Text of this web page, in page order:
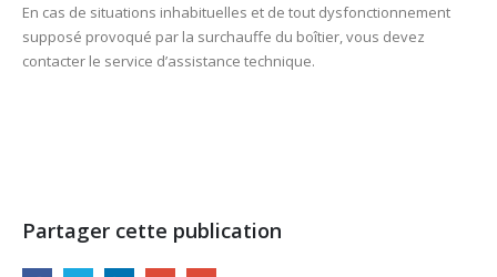
En cas de situations inhabituelles et de tout dysfonctionnement
supposé provoqué par la surchauffe du boîtier, vous devez
contacter le service d’assistance technique.
Partager cette publication